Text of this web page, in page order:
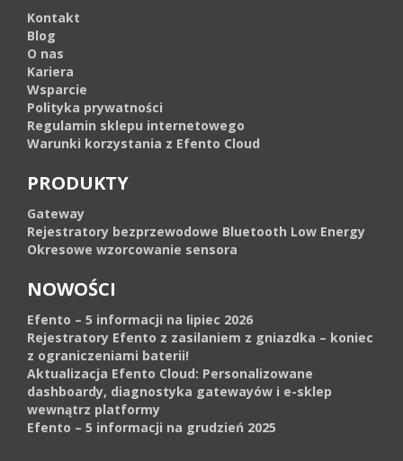
Kontakt
Blog
O nas
Kariera
Wsparcie
Polityka prywatności
Regulamin sklepu internetowego
Warunki korzystania z Efento Cloud
PRODUKTY
Gateway
Rejestratory bezprzewodowe Bluetooth Low Energy
Okresowe wzorcowanie sensora
NOWOŚCI
Efento – 5 informacji na lipiec 2026
Rejestratory Efento z zasilaniem z gniazdka – koniec
z ograniczeniami baterii!
Aktualizacja Efento Cloud: Personalizowane
dashboardy, diagnostyka gatewayów i e-sklep
wewnątrz platformy
Efento – 5 informacji na grudzień 2025